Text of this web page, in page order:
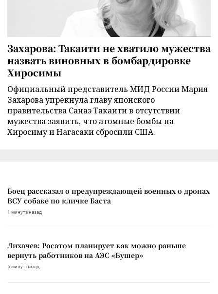
Захарова: Такаити не хватило мужества
назвать виновных в бомбардировке
Хиросимы
Официальный представитель МИД России Мария
Захарова упрекнула главу японского
правительства Санаэ Такаити в отсутствии
мужества заявить, что атомные бомбы на
Хиросиму и Нагасаки сбросили США.
Боец рассказал о предупреждающей военных о дронах
ВСУ собаке по кличке Баста
1 минута назад
Лихачев: Росатом планирует как можно раньше
вернуть работников на АЭС «Бушер»
5 минут назад